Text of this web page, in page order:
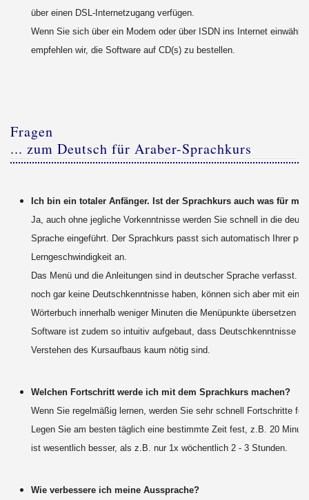
über einen DSL-Internetzugang verfügen.
Wenn Sie sich über ein Modem oder über ISDN ins Internet
empfehlen wir, die Software auf CD(s) zu bestellen.
Fragen
... zum Deutsch für Araber-Sprachkurs
Ich bin ein totaler Anfänger. Ist der Sprachkurs auch was für
Ja, auch ohne jegliche Vorkenntnisse werden Sie schnell in die
Sprache eingeführt. Der Sprachkurs passt sich automatisch Ihrer
Lerngeschwindigkeit an.
Das Menü und die Anleitungen sind in deutscher Sprache verfasst.
noch gar keine Deutschkenntnisse haben, können sich aber mit
Wörterbuch innerhalb weniger Minuten die Menüpunkte übersetzen -
Software ist zudem so intuitiv aufgebaut, dass Deutschkenntnisse
Verstehen des Kursaufbaus kaum nötig sind.
Welchen Fortschritt werde ich mit dem Sprachkurs machen?
Wenn Sie regelmäßig lernen, werden Sie sehr schnell Fortschritte
Legen Sie am besten täglich eine bestimmte Zeit fest, z.B. 20
ist wesentlich besser, als z.B. nur 1x wöchentlich 2 - 3 Stunden.
Wie verbessere ich meine Aussprache?